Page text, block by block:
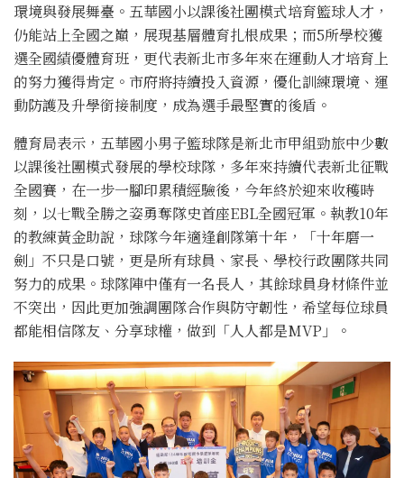
環境與發展舞臺。五華國小以課後社團模式培育籃球人才，
仍能站上全國之巔，展現基層體育扎根成果；而5所學校獲
選全國績優體育班，更代表新北市多年來在運動人才培育上
的努力獲得肯定。市府將持續投入資源，優化訓練環境、運
動防護及升學銜接制度，成為選手最堅實的後盾。
體育局表示，五華國小男子籃球隊是新北市甲組勁旅中少數
以課後社團模式發展的學校球隊，多年來持續代表新北征戰
全國賽，在一步一腳印累積經驗後，今年終於迎來收穫時
刻，以七戰全勝之姿勇奪隊史首座EBL全國冠軍。執教10年
的教練黃金助說，球隊今年適逢創隊第十年，「十年磨一
劍」不只是口號，更是所有球員、家長、學校行政團隊共同
努力的成果。球隊陣中僅有一名長人，其餘球員身材條件並
不突出，因此更加強調團隊合作與防守韌性，希望每位球員
都能相信隊友、分享球權，做到「人人都是MVP」。